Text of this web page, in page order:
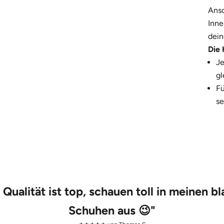
Die
Qualität ist top, schauen toll in meinen
Schuhen aus 😉"
Jetzt sichern
Mit deiner Anmeldung erklärst du dich damit